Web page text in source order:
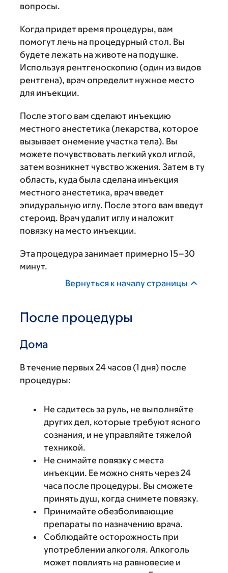
вопросы.
Когда придет время процедуры, вам
помогут лечь на процедурный стол. Вы
будете лежать на животе на подушке.
Используя рентгеноскопию (один из видов
рентгена), врач определит нужное место
для инъекции.
После этого вам сделают инъекцию
местного анестетика (лекарства, которое
вызывает онемение участка тела). Вы
можете почувствовать легкий укол иглой,
затем возникнет чувство жжения. Затем в ту
область, куда была сделана инъекция
местного анестетика, врач введет
эпидуральную иглу. После этого вам введут
стероид. Врач удалит иглу и наложит
повязку на место инъекции.
Эта процедура занимает примерно 15–30
минут.
Вернуться к началу страницы
После процедуры
Дома
В течение первых 24 часов (1 дня) после
процедуры:
Не садитесь за руль, не выполняйте
других дел, которые требуют ясного
сознания, и не управляйте тяжелой
техникой.
Не снимайте повязку с места
инъекции. Ее можно снять через 24
часа после процедуры. Вы сможете
принять душ, когда снимете повязку.
Принимайте обезболивающие
препараты по назначению врача.
Соблюдайте осторожность при
употреблении алкоголя. Алкоголь
может повлиять на равновесие и